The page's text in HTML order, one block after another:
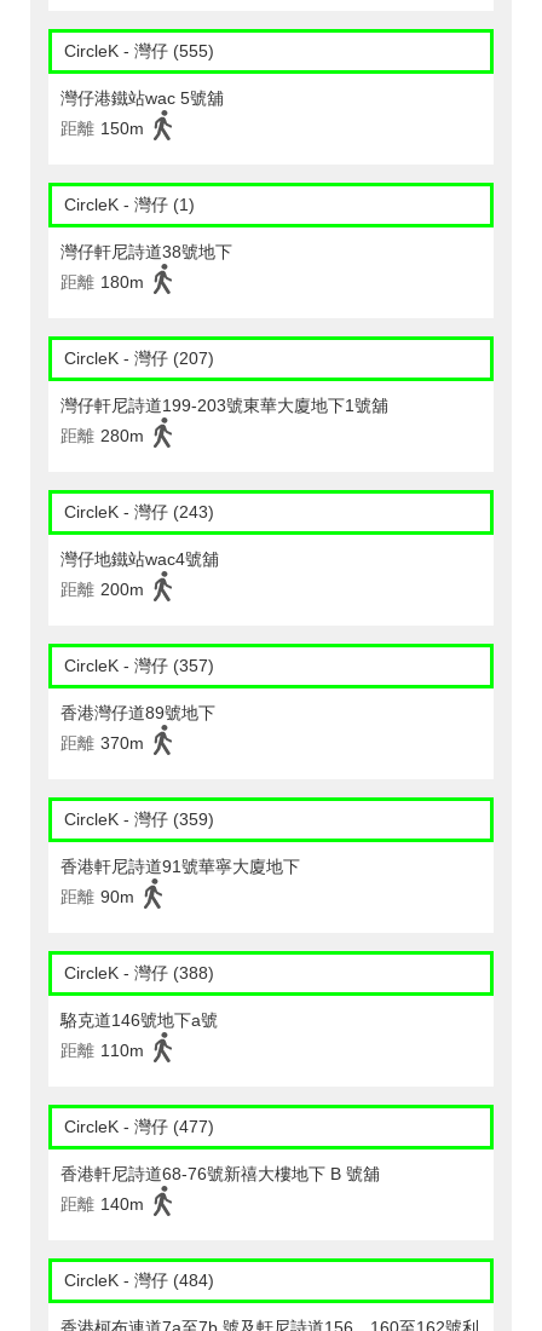
CircleK - 灣仔 (555)
灣仔港鐵站wac 5號舖
距離 150m
CircleK - 灣仔 (1)
灣仔軒尼詩道38號地下
距離 180m
CircleK - 灣仔 (207)
灣仔軒尼詩道199-203號東華大廈地下1號舖
距離 280m
CircleK - 灣仔 (243)
灣仔地鐵站wac4號舖
距離 200m
CircleK - 灣仔 (357)
香港灣仔道89號地下
距離 370m
CircleK - 灣仔 (359)
香港軒尼詩道91號華寧大廈地下
距離 90m
CircleK - 灣仔 (388)
駱克道146號地下a號
距離 110m
CircleK - 灣仔 (477)
香港軒尼詩道68-76號新禧大樓地下 B 號舖
距離 140m
CircleK - 灣仔 (484)